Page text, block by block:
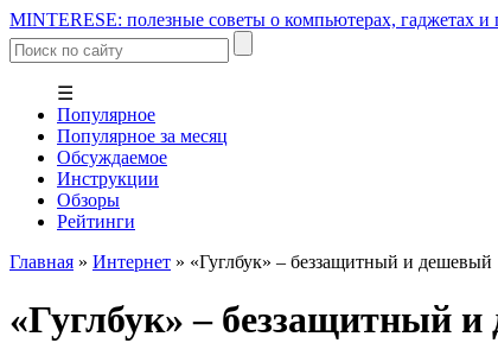
MINTERESE: полезные советы о компьютерах, гаджетах
☰
Популярное
Популярное за месяц
Обсуждаемое
Инструкции
Обзоры
Рейтинги
Главная » Интернет » «Гуглбук» – беззащитный и дешевый
«Гуглбук» – беззащитный